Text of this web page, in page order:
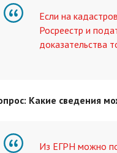
Если на
Росреестр и
доказательства
Какие сведения
Из ЕГРН можно